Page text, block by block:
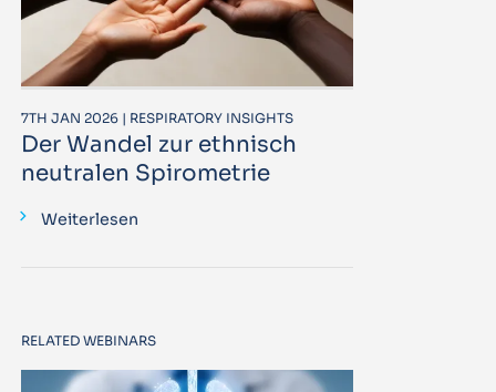
7TH JAN 2026 | RESPIRATORY INSIGHTS
Der Wandel zur ethnisch
neutralen Spirometrie
Weiterlesen
RELATED WEBINARS